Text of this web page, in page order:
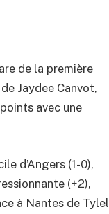
de la première
Jaydee Canvot,
avec une
d’Angers (1-0),
(+2),
à Nantes de Tylel